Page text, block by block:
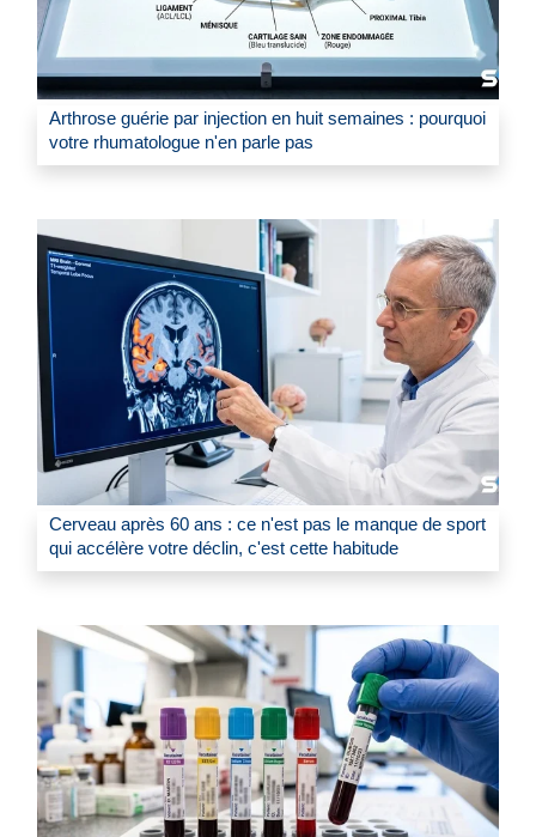
Arthrose guérie par injection en huit semaines : pourquoi
votre rhumatologue n'en parle pas
Cerveau après 60 ans : ce n'est pas le manque de sport
qui accélère votre déclin, c'est cette habitude